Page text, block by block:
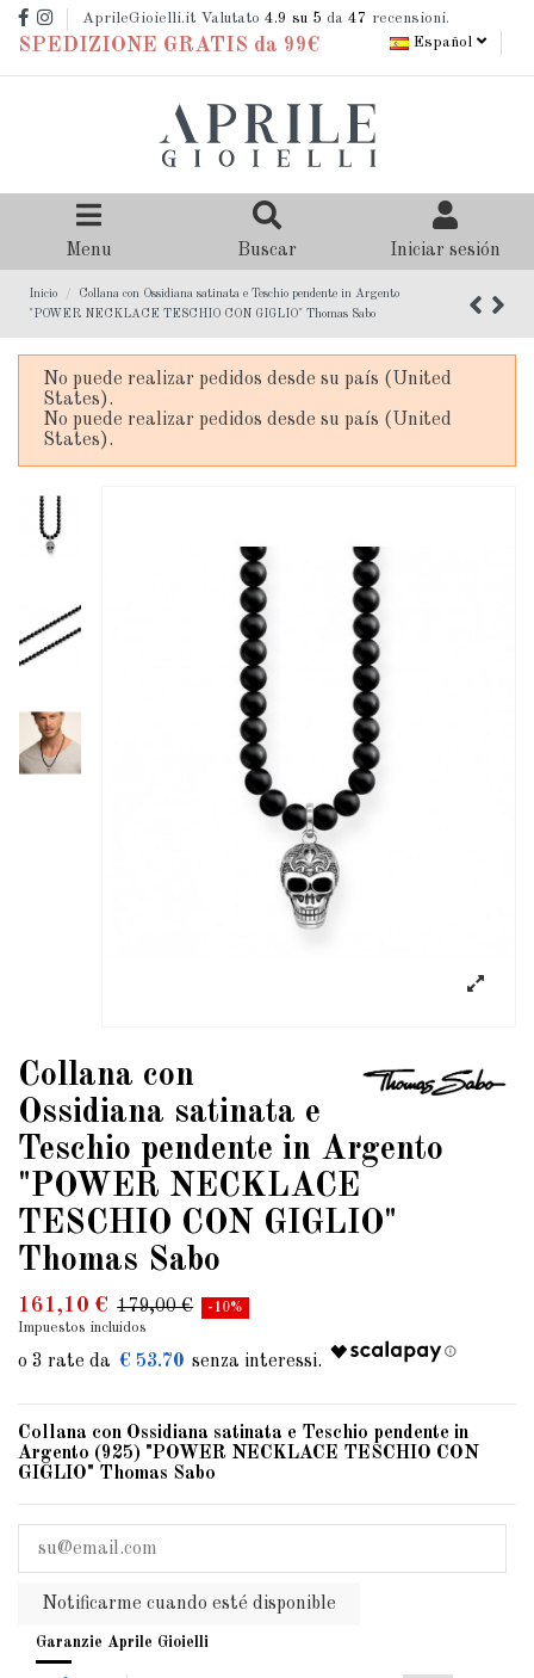
AprileGioielli.it Valutato 4.9 su 5 da 47 recensioni.
SPEDIZIONE GRATIS da 99€ Español
Menu Buscar Iniciar sesión
Inicio
Collana con Ossidiana satinata e Teschio pendente in Argento
"POWER NECKLACE TESCHIO CON GIGLIO" Thomas Sabo
No puede realizar pedidos desde su país (United
States).
No puede realizar pedidos desde su país (United
States).
Collana con
Ossidiana satinata e
Teschio pendente in Argento
"POWER NECKLACE
TESCHIO CON GIGLIO"
Thomas Sabo
161,10 € 179,00 € -10%
Impuestos incluidos
€ 53.70
Collana con Ossidiana satinata e Teschio pendente in
Argento (925) "POWER NECKLACE TESCHIO CON
GIGLIO" Thomas Sabo
Notificarme cuando esté disponible
Garanzie Aprile Gioielli